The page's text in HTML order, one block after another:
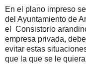
En el plano impreso
del Ayuntamiento de
el Consistorio
empresa privada,
evitar estas
que la que se le quiera